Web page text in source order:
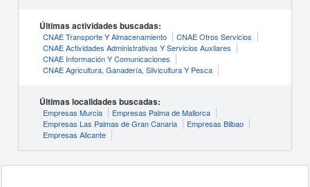
Últimas actividades buscadas:
CNAE Transporte Y Almacenamiento
CNAE Otros Servicios
CNAE Actividades Administrativas Y Servicios Auxliares
CNAE Información Y Comunicaciones
CNAE Agricultura, Ganadería, Silvicultura Y Pesca
Últimas localidades buscadas:
Empresas Murcia
Empresas Palma de Mallorca
Empresas Las Palmas de Gran Canaria
Empresas Bilbao
Empresas Alicante